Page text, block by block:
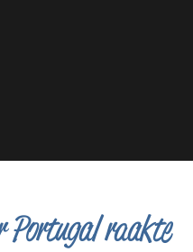
raakte